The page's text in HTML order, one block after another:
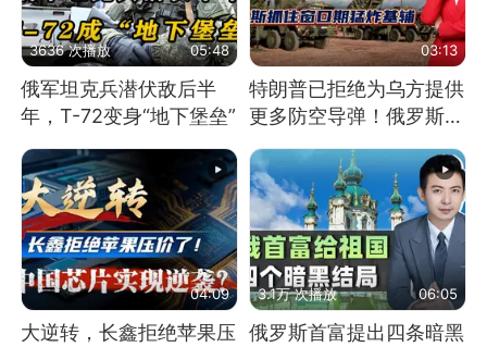
3636 次播放 05:48
俄军坦克兵潜伏敌后半
年，T-72变身“地下堡垒”
03:13
特朗普已拒绝为乌方提供
更多防空导弹！俄罗斯抓
住窗口期猛炸基辅
04:09
大逆转，长鑫拒绝苹果压
3.1万 次播放 06:05
俄罗斯首富提出四条暗黑